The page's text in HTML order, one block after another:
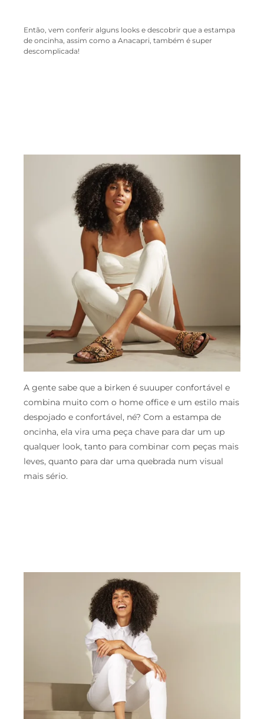
Então, vem conferir alguns looks e descobrir que a estampa
de oncinha, assim como a Anacapri, também é super
descomplicada!
A gente sabe que a birken é suuuper confortável e
combina muito com o home office e um estilo mais
despojado e confortável, né? Com a estampa de
oncinha, ela vira uma peça chave para dar um up
qualquer look, tanto para combinar com peças mais
leves, quanto para dar uma quebrada num visual
mais sério.